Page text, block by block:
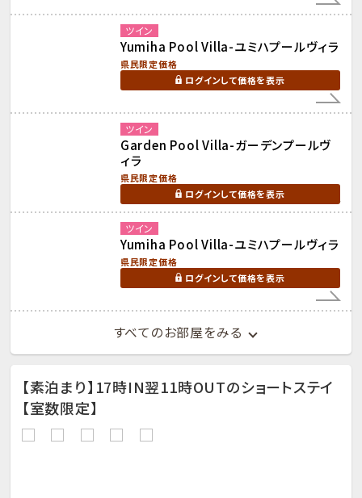
ツイン
Yumiha Pool Villa-ユミハプールヴィラ
県民限定価格
ログインして価格を表示
ツイン
Garden Pool Villa-ガーデンプールヴ
ィラ
県民限定価格
ログインして価格を表示
ツイン
Yumiha Pool Villa-ユミハプールヴィラ
県民限定価格
ログインして価格を表示
すべてのお部屋をみる
【素泊まり】17時IN翌11時OUTのショートステイ
【室数限定】